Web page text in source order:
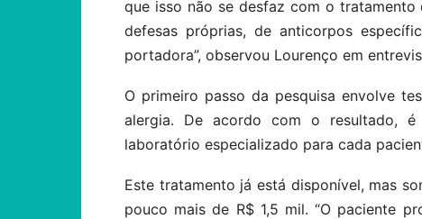
que isso não se desfaz com o
defesas próprias, de anticorpos
portadora”, observou Lourenço em
O primeiro passo da pesquisa envolve
alergia. De acordo com o resultado,
laboratório especializado para cada
Este tratamento já está disponível, mas
pouco mais de R$ 1,5 mil. “O paciente